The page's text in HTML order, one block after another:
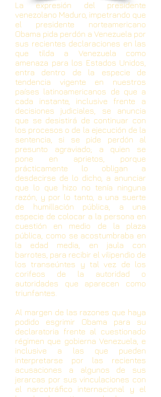
La expresión del presidente
venezolano Maduro, impetrando que
el presidente norteamericano
Obama pida perdón a Venezuela por
sus recientes declaraciones en las
que tilda a Venezuela como
amenaza para los Estados Unidos,
entra dentro de la especie de
tendencia vigente en nuestros
países latinoamericanos de que a
cada instante, inclusive frente a
decisiones judiciales, se anuncia
que se desistirá de continuar con
los procesos o de la ejecución de la
sentencia, si se pide perdón al
presunto agraviado; a quien se
pone en aprietos, porque
prácticamente lo obligan a
desdecirse de lo dicho, a anunciar
que lo que hizo no tenía ninguna
razón, y por lo tanto, a una suerte
de humillación pública, a una
especie de colocar a la persona en
cuestión en medio de la plaza
pública, como se acostumbraba en
la edad media, en jaula con
barrotes, para recibir el vilipendio de
los transeúntes y tal vez de los
corifeos de la autoridad o
autoridades que aparecen como
triunfantes.
Al margen de las razones que haya
podido esgrimir Obama para su
declaratoria frente al cuestionado
régimen que gobierna Venezuela, e
inclusive a las que pueden
interpretarse por las recientes
acusaciones a algunos de sus
jerarcas por sus vinculaciones con
el narcotráfico internacional y el